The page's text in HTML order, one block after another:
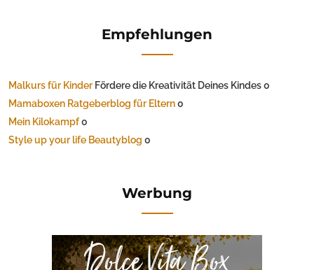
Empfehlungen
Malkurs für Kinder Fördere die Kreativität Deines Kindes 0
Mamaboxen Ratgeberblog für Eltern0
Mein Kilokampf0
Style up your life Beautyblog 0
Werbung